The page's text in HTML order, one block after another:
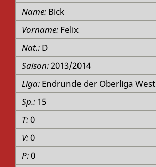
Bick
Felix
D
2013/2014
Endrunde der Oberliga West
15
0
0
0